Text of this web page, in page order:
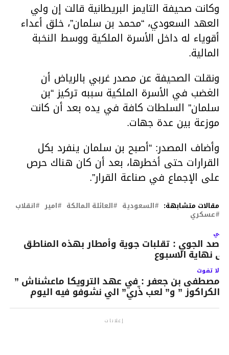
وكانت صحيفة التايمز البريطانية قالت إن ولي
العهد السعودي، “محمد بن سلمان”، خلق أعداء
أقوياء له داخل الأسرة الملكية ووسط النخبة
المالية.
ونقلت الصحيفة عن مصدر غربي بالرياض أن
الغضب في الأسرة الملكية سببه تركيز “بن
سلمان” السلطات كافة في يده بعد أن كانت
موزعة بين عدة جهات.
وأضاف المصدر: “أصبح بن سلمان ينفرد بكل
القرارات حتى أخطرها، بعد أن كان هناك حرص
على الإجماع في صناعة القرار”.
مقالات متشابهة: السعودية العائلة المالكة امير انقلاب
عسكري
الجوي : تقلبات جوية وأمطار بهذه المناطق
نهاية الاسبوع
لا تفوت
مصطفى بن جعفر : في عهد الترويكا ماعشناش ”
الكراكوز ” و” لعب ذّري” الي نشوفو فيه اليوم
إعلانات